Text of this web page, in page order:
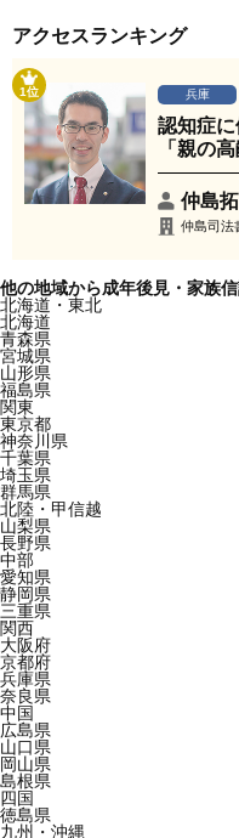
アクセスランキング
1位 兵庫
認知症
「親の
仲島
仲島司法
他の地域から成年後見・家族
北海道・東北
北海道
青森県
宮城県
山形県
福島県
関東
東京都
神奈川県
千葉県
埼玉県
群馬県
北陸・甲信越
山梨県
長野県
中部
愛知県
静岡県
三重県
関西
大阪府
京都府
兵庫県
奈良県
中国
広島県
山口県
岡山県
島根県
四国
徳島県
九州・沖縄